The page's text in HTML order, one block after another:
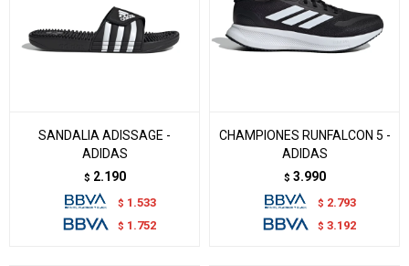
SANDALIA ADISSAGE -
ADIDAS
$ 2.190
$ 1.533
$ 1.752
CHAMPIONES RUNFALCON 5 -
ADIDAS
$ 3.990
$ 2.793
$ 3.192